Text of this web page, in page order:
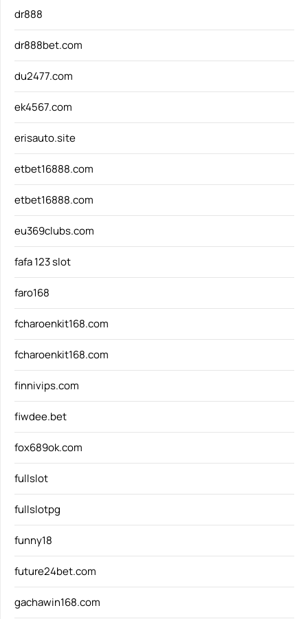
dr888
dr888bet.com
du2477.com
ek4567.com
erisauto.site
etbet16888.com
etbet16888.com
eu369clubs.com
fafa 123 slot
faro168
fcharoenkit168.com
fcharoenkit168.com
finnivips.com
fiwdee.bet
fox689ok.com
fullslot
fullslotpg
funny18
future24bet.com
gachawin168.com